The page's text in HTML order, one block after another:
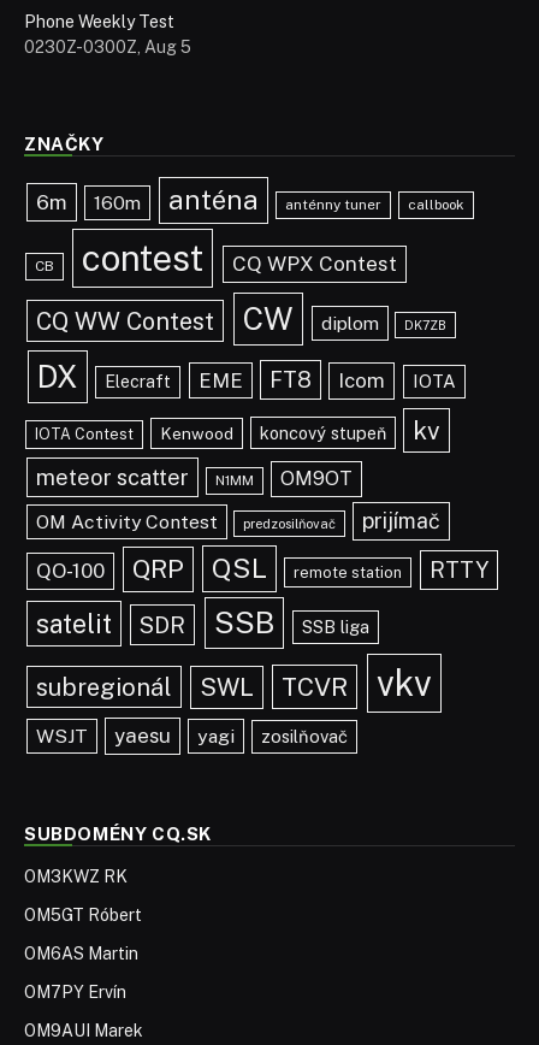
Phone Weekly Test
0230Z-0300Z, Aug 5
ZNAČKY
6m 160m anténa anténny tuner callbook
CB contest CQ WPX Contest
CQ WW Contest CW diplom DK7ZB
DX Elecraft EME FT8 Icom IOTA
IOTA Contest Kenwood koncový stupeň kv
meteor scatter N1MM
OM9OT
OM Activity Contest
predzosilňovač prijímač
QO-100 QRP QSL remote station RTTY
satelit SDR SSB SSB liga
subregionál SWL TCVR vkv
WSJT yaesu yagi zosilňovač
SUBDOMÉNY CQ.SK
OM3KWZ RK
OM5GT Róbert
OM6AS Martin
OM7PY Ervín
OM9AUI Marek